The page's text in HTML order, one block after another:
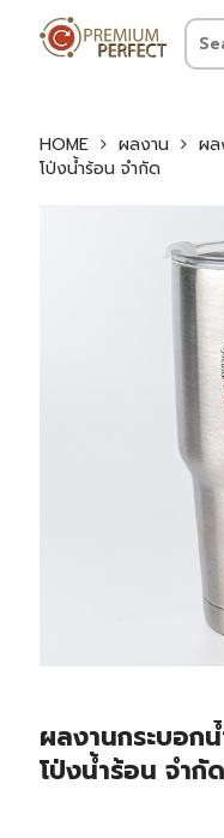
HOME ผลงาน
ผล
โป่งน้ำร้อน จำกัด
ผลงานกระบอก
โป่งน้ำร้อน จำกัด